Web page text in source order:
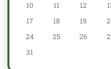
10
11 12
17
18 19
24
25 26
31